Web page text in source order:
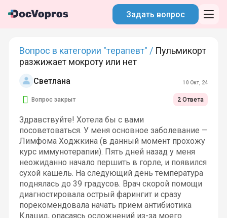
Задать вопрос
Вопрос в категории "терапевт" / Пульмикорт
разжижает мокроту или нет
Светлана 10 Окт, 24
Вопрос закрыт 2 Ответа
Здравствуйте! Хотела бы с вами
посоветоваться. У меня основное заболевание —
Лимфома Ходжкина (в данный момент прохожу
курс иммунотерапии). Пять дней назад у меня
неожиданно начало першить в горле, и появился
сухой кашель. На следующий день температура
поднялась до 39 градусов. Врач скорой помощи
диагностировала острый фарингит и сразу
порекомендовала начать прием антибиотика
Клацид, опасаясь осложнений из-за моего